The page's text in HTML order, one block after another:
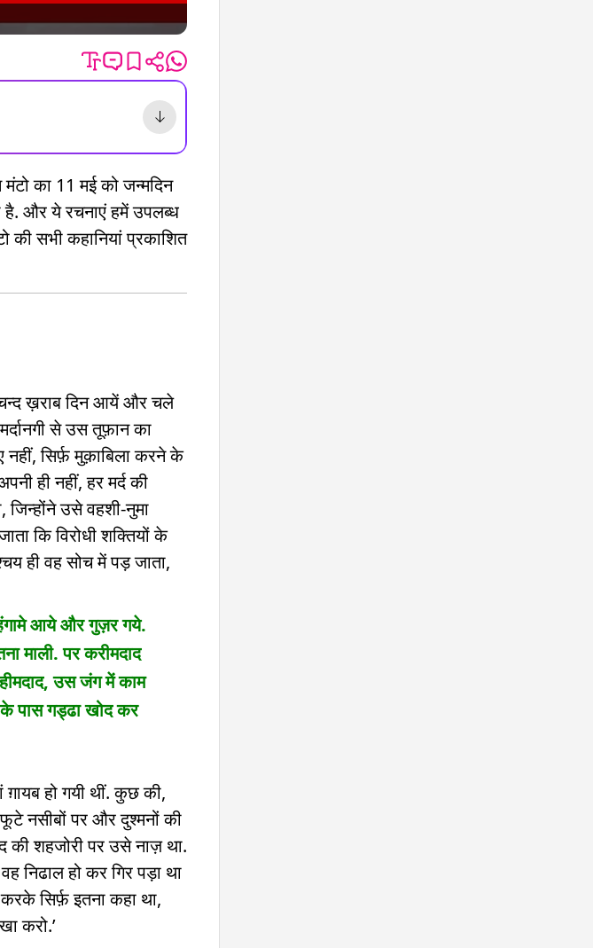
का 11 मई को जन्मदिन
है. और ये रचनाएं हमें उपलब्ध
सभी कहानियां प्रकाशित
ख़राब दिन आयें और चले
से उस तूफ़ान का
नहीं, सिर्फ़ मुक़ाबिला करने के
ही नहीं, हर मर्द की
उसे वहशी-नुमा
कि विरोधी शक्तियों के
ही वह सोच में पड़ जाता,
आये और गुज़र गये.
माली. पर करीमदाद
उस जंग में काम
पास गड्ढा खोद कर
हो गयी थीं. कुछ की,
नसीबों पर और दुश्मनों की
शहजोरी पर उसे नाज़ था.
निढाल हो कर गिर पड़ा था
सिर्फ़ इतना कहा था,
करो.’